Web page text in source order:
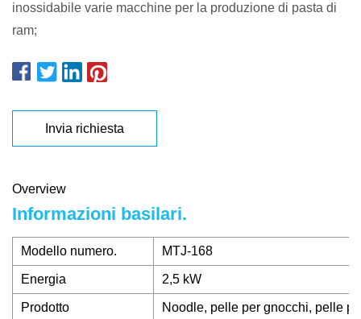
inossidabile varie macchine per la produzione di pasta di
ram;
Invia richiesta
Overview
Informazioni basilari.
Modello numero. MTJ-168
Energia 2,5 kW
Prodotto Noodle, pelle per gnocchi, pelle